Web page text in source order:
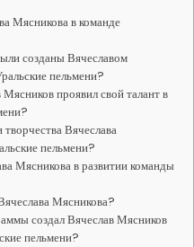
Мясникова в команде
созданы Вячеславом
пельмени?
проявил свой талант в
Вячеслава
пельмени?
Мясникова в развитии команды
Мясникова?
создал Вячеслав Мясников
пельмени?